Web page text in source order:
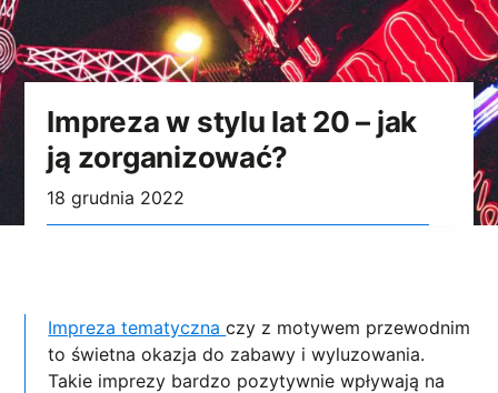
Impreza w stylu lat 20 – jak
ją zorganizować?
18 grudnia 2022
Impreza tematycznaczy z motywem przewodnim
to świetna okazja do zabawy i wyluzowania.
Takie imprezy bardzo pozytywnie wpływają na